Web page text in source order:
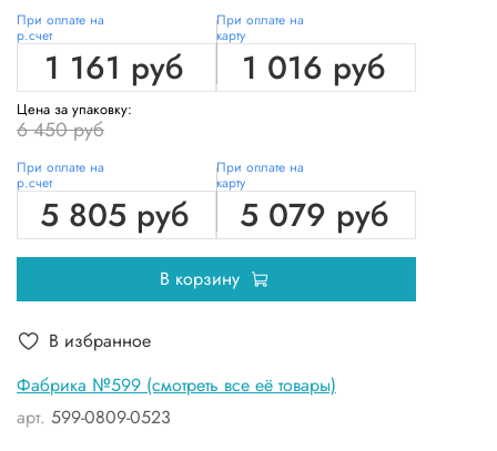
Фабрика №599 (смотреть все её товары)
арт. 599-0809-0523
При оплате на
р.счет
1 161 руб
При оплате на
карту
1 016 руб
Цена за упаковку:
6 450 руб
При оплате на
р.счет
5 805 руб
При оплате на
карту
5 079 руб
В корзину
В избранное